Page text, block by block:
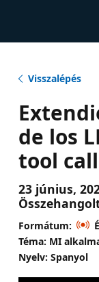
Visszalépés
de los
tool
23 június,
Formátum:
Téma: MI
Nyelv: Spanyol